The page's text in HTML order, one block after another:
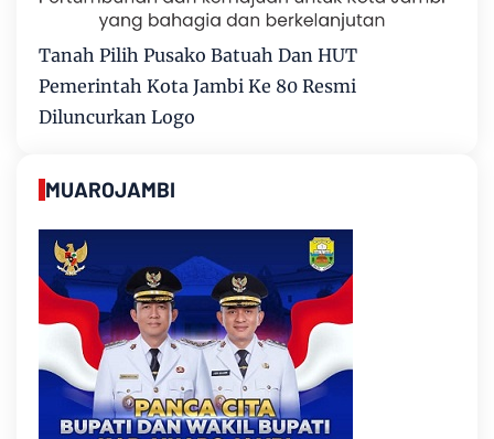
Tanah Pilih Pusako Batuah Dan HUT
Pemerintah Kota Jambi Ke 80 Resmi
Diluncurkan Logo
MUAROJAMBI